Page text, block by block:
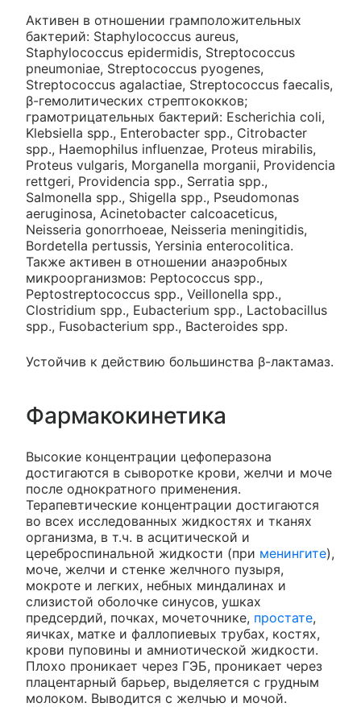
Активен в отношении грамположительных
бактерий: Staphylococcus aureus,
Staphylococcus epidermidis, Streptococcus
pneumoniae, Streptococcus pyogenes,
Streptococcus agalactiae, Streptococcus faecalis,
β-гемолитических стрептококков;
грамотрицательных бактерий: Escherichia coli,
Klebsiella spp., Enterobacter spp., Citrobacter
spp., Haemophilus influenzae, Proteus mirabiIis,
Proteus vulgaris, Morganella morganii, Providencia
rettgeri, Providencia spp., Serratia spp.,
Salmonella spp., Shigella spp., Pseudomonas
aeruginosa, Acinetobacter calcoaceticus,
Neisseria gonorrhoeae, Neisseria meningitidis,
Bordetella pertussis, Yersinia enterocolitica.
Также активен в отношении анаэробных
микроорганизмов: Peptococcus spp.,
Peptostreptococcus spp., Veillonella spp.,
Clostridium spp., Eubacterium spp., Lactobacillus
spp., Fusobacterium spp., Bacteroides spp.
Устойчив к действию большинства β-лактамаз.
Фармакокинетика
Высокие концентрации цефоперазона
достигаются в сыворотке крови, желчи и моче
после однократного применения.
Терапевтические концентрации достигаются
во всех исследованных жидкостях и тканях
организма, в т.ч. в асцитической и
цереброспинальной жидкости (при менингите),
моче, желчи и стенке желчного пузыря,
мокроте и легких, небных миндалинах и
слизистой оболочке синусов, ушках
предсердий, почках, мочеточнике, простате,
яичках, матке и фаллопиевых трубах, костях,
крови пуповины и амниотической жидкости.
Плохо проникает через ГЭБ, проникает через
плацентарный барьер, выделяется с грудным
молоком. Выводится с желчью и мочой.